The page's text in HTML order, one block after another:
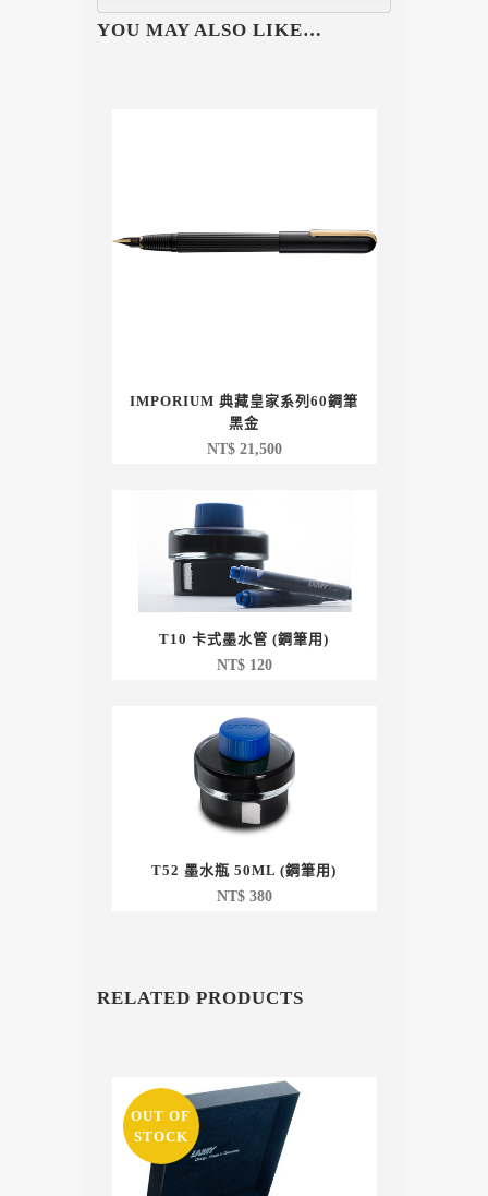
YOU MAY ALSO LIKE…
IMPORIUM 典藏皇家系列60鋼筆
黑金
NT$21,500
T10 卡式墨水管 (鋼筆用)
NT$120
T52 墨水瓶 50ML (鋼筆用)
NT$380
RELATED PRODUCTS
OUT OF
STOCK